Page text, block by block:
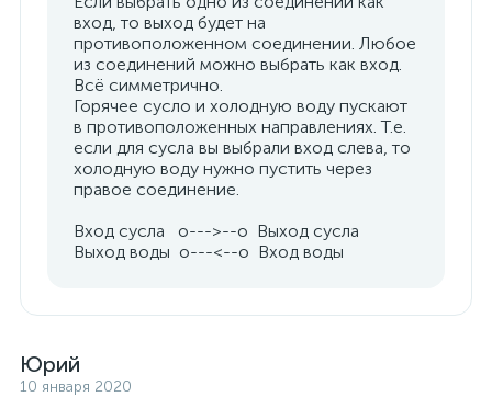
вход, то выход будет на
противоположенном соединении. Любое
из соединений можно выбрать как вход.
Всё симметрично.
Горячее сусло и холодную воду пускают
в противоположенных направлениях. Т.е.
если для сусла вы выбрали вход слева, то
холодную воду нужно пустить через
правое соединение.
Вход сусла o--->--o Выход сусла
Выход воды o---<--o Вход воды
Юрий
10 января 2020